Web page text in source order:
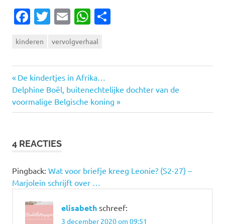
Facebook
Twitter
EmailWhatsApp
kinderen vervolgverhaal
Bericht
navigatie
Vorige
bericht:
De kindertjes in Afrika…
Volgende
bericht:
Delphine Boël, buitenechtelijke dochter van de
voormalige Belgische koning
4 REACTIES
Pingback: Wat voor briefje kreeg Leonie? (S2-27) –
Marjolein schrijft over …
elisabeth schreef:
3 december 2020 om 09:51